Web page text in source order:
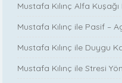
Mustafa Kılınç Alfa
Mustafa Kılınç ile Pasif –
Mustafa Kılınç ile Duygu
Mustafa Kılınç ile Stresi